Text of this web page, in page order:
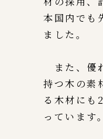
本国内でも
ました。
また、優
持つ木の素
る木材にも
っています。